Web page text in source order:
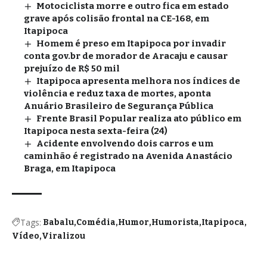
Motociclista morre e outro fica em estado
grave após colisão frontal na CE-168, em
Itapipoca
Homem é preso em Itapipoca por invadir
conta gov.br de morador de Aracaju e causar
prejuízo de R$ 50 mil
Itapipoca apresenta melhora nos índices de
violência e reduz taxa de mortes, aponta
Anuário Brasileiro de Segurança Pública
Frente Brasil Popular realiza ato público em
Itapipoca nesta sexta-feira (24)
Acidente envolvendo dois carros e um
caminhão é registrado na Avenida Anastácio
Braga, em Itapipoca
Tags: Babalu Comédia Humor Humorista Itapipoca
Vídeo Viralizou